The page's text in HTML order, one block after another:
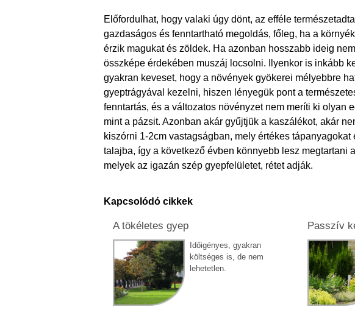
Előfordulhat, hogy valaki úgy dönt, az efféle
gazdaságos és fenntartható megoldás, főleg, ha a
érzik magukat és zöldek. Ha azonban hosszabb ideig
összképe érdekében muszáj locsolni. Ilyenkor is inkább
gyakran keveset, hogy a növények gyökerei mélyebbre
gyeptrágyával kezelni, hiszen lényegük pont a
fenntartás, és a változatos növényzet nem meríti ki olyan
mint a pázsit. Azonban akár gyűjtjük a kaszálékot, akár
kiszórni 1-2cm vastagságban, mely értékes
talajba, így a következő évben könnyebb lesz megtartani
melyek az igazán szép gyepfelületet, rétet adják.
Kapcsolódó cikkek
A tökéletes gyep
Időigényes, gyakran
költséges is, de nem
lehetetlen.
Passzív